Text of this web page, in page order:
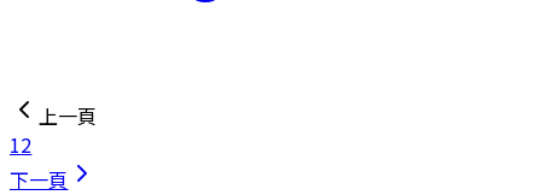
上一頁
12
下一頁